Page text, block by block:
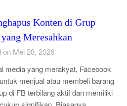
Konten di Grup
Meresahkan
on Mei 28, 2026
media yang merakyat, Facebook
menjual atau membeli barang
di FB terbilang aktif dan memiliki